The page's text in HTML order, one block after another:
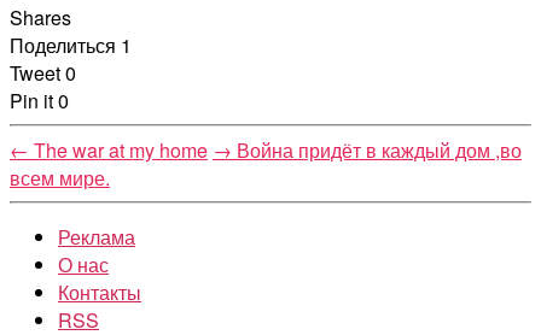
Shares
Поделиться 1
Tweet0
Pin it0
← The war at my home → Война придёт в каждый дом ,во
всем мире.
Реклама
О нас
Контакты
RSS